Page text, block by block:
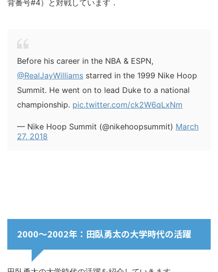
背番号#4）と対戦しています．
Before his career in the NBA & ESPN,
@RealJayWilliams starred in the 1999 Nike Hoop
Summit. He went on to lead Duke to a national
championship. pic.twitter.com/ck2W6qLxNm
— Nike Hoop Summit (@nikehoopsummit) March
27, 2018
2000～2002年：田臥勇太の大学時代の活躍